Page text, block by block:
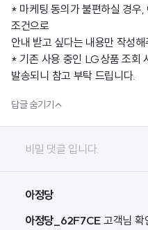
* 마케팅 동의가 불편하실 경우
조건으로
안내 받고 싶다는 내용만 작성
* 기존 사용 중인 LG상품 조회
발송되니 참고 부탁 드립니다.
답글 숨기기
비밀 댓글 입니다.
아정당
아정당_62F7CE 고객님